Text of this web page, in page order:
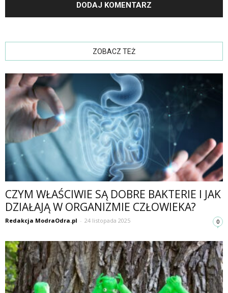
ZOBACZ TEŻ
CZYM WŁAŚCIWIE SĄ DOBRE BAKTERIE I JAK
DZIAŁAJĄ W ORGANIZMIE CZŁOWIEKA?
Redakcja ModraOdra.pl - 24 listopada 2025 0